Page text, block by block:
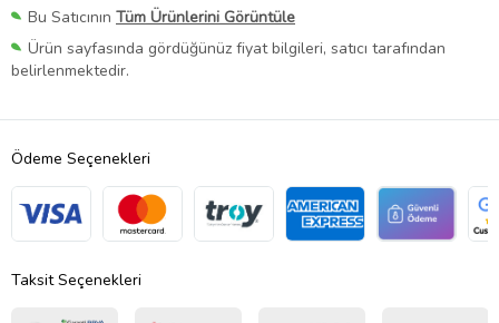
Bu Satıcının Tüm Ürünlerini Görüntüle
Ürün sayfasında gördüğünüz fiyat bilgileri, satıcı tarafından
belirlenmektedir.
Ödeme Seçenekleri
Taksit Seçenekleri